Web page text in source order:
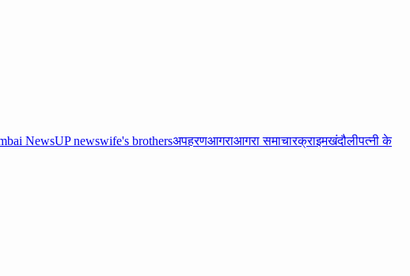
NewsUP newswife's brothersअपहरणआगराआगरा समाचारक्राइमखंदौलीपत्नी के